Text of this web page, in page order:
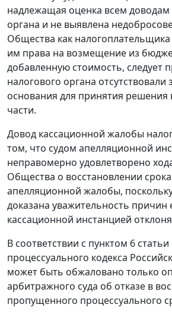
надлежащая оценка всем доводам
органа и не выявлена
Общества как
им права на возмещение из
добавленную стоимость, следует
налогового органа отсутствовали
основания для принятия решения
части.
Довод кассационной жалобы
том, что судом апелляционной
неправомерно удовлетворено
Общества о восстановлении
апелляционной жалобы,
доказана уважительность причин
кассационной инстанцией
В соответствии с пунктом 6 статьи
процессуального кодекса
может быть обжаловано только
арбитражного суда об отказе в
пропущенного процессуального